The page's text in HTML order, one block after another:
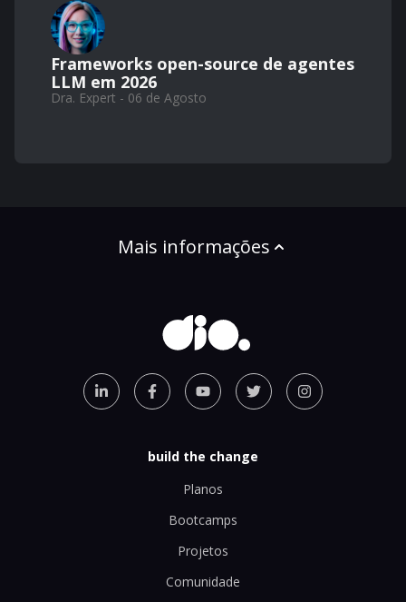
Frameworks open-source de agentes
LLM em 2026
Dra. Expert - 06 de Agosto
Mais informações
build the change
Planos
Bootcamps
Projetos
Comunidade